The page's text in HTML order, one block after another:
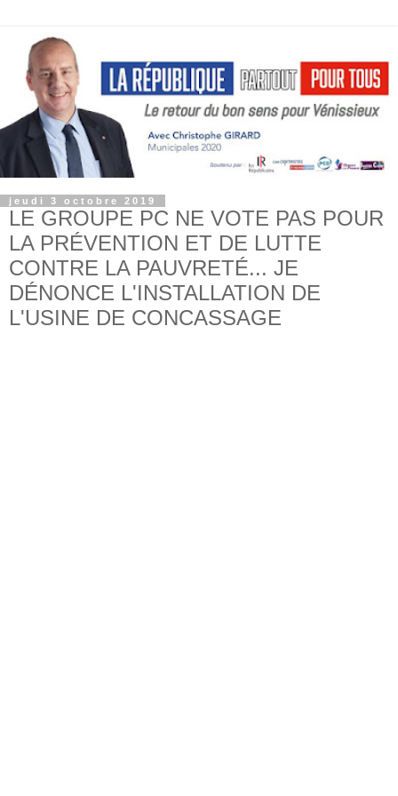
jeudi 3 octobre 2019
LE GROUPE PC NE VOTE PAS POUR
LA PRÉVENTION ET DE LUTTE
CONTRE LA PAUVRETÉ... JE
DÉNONCE L'INSTALLATION DE
L'USINE DE CONCASSAGE